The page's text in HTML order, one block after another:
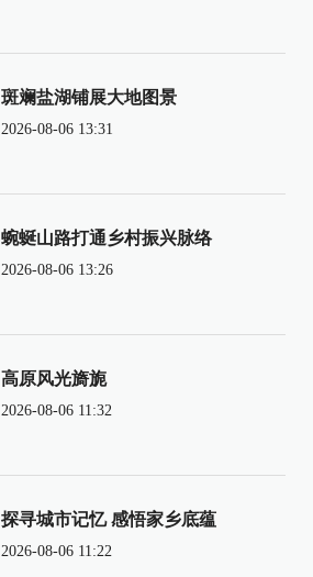
斑斓盐湖铺展大地图景
2026-08-06 13:31
蜿蜒山路打通乡村振兴脉络
2026-08-06 13:26
高原风光旖旎
2026-08-06 11:32
探寻城市记忆 感悟家乡底蕴
2026-08-06 11:22